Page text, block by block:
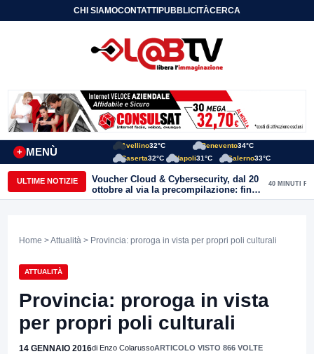
CHI SIAMOCONTATTIPUBBLICITÀCERCA
MENÙ
+
Avellino32°C Benevento34°C
Caserta32°C Napoli31°C Salerno33°C
ULTIME NOTIZIE
Voucher Cloud & Cybersecurity, dal 20
ottobre al via la precompilazione: fino
a 20mila euro a fondo perduto per
40 MINUTI FA
Home >Attualità > Provincia: proroga in vista per propri poli culturali
ATTUALITÀ
Provincia: proroga in vista
per propri poli culturali
14 GENNAIO 2016di Enzo ColarussoARTICOLO VISTO 866 VOLTE